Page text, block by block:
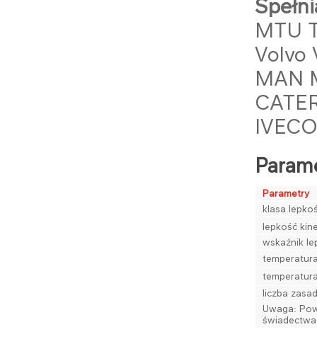
MTU
Volvo
MAN
IVECO
Parametry
klasa
lepkość
wskaźnik
liczba
Uwaga: